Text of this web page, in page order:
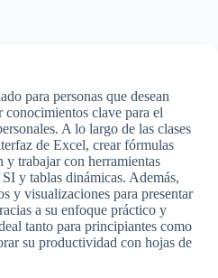
para personas que desean
conocimientos clave para el
A lo largo de las clases
de Excel, crear fórmulas
y trabajar con herramientas
y tablas dinámicas. Además,
y visualizaciones para presentar
a su enfoque práctico y
tanto para principiantes como
su productividad con hojas de